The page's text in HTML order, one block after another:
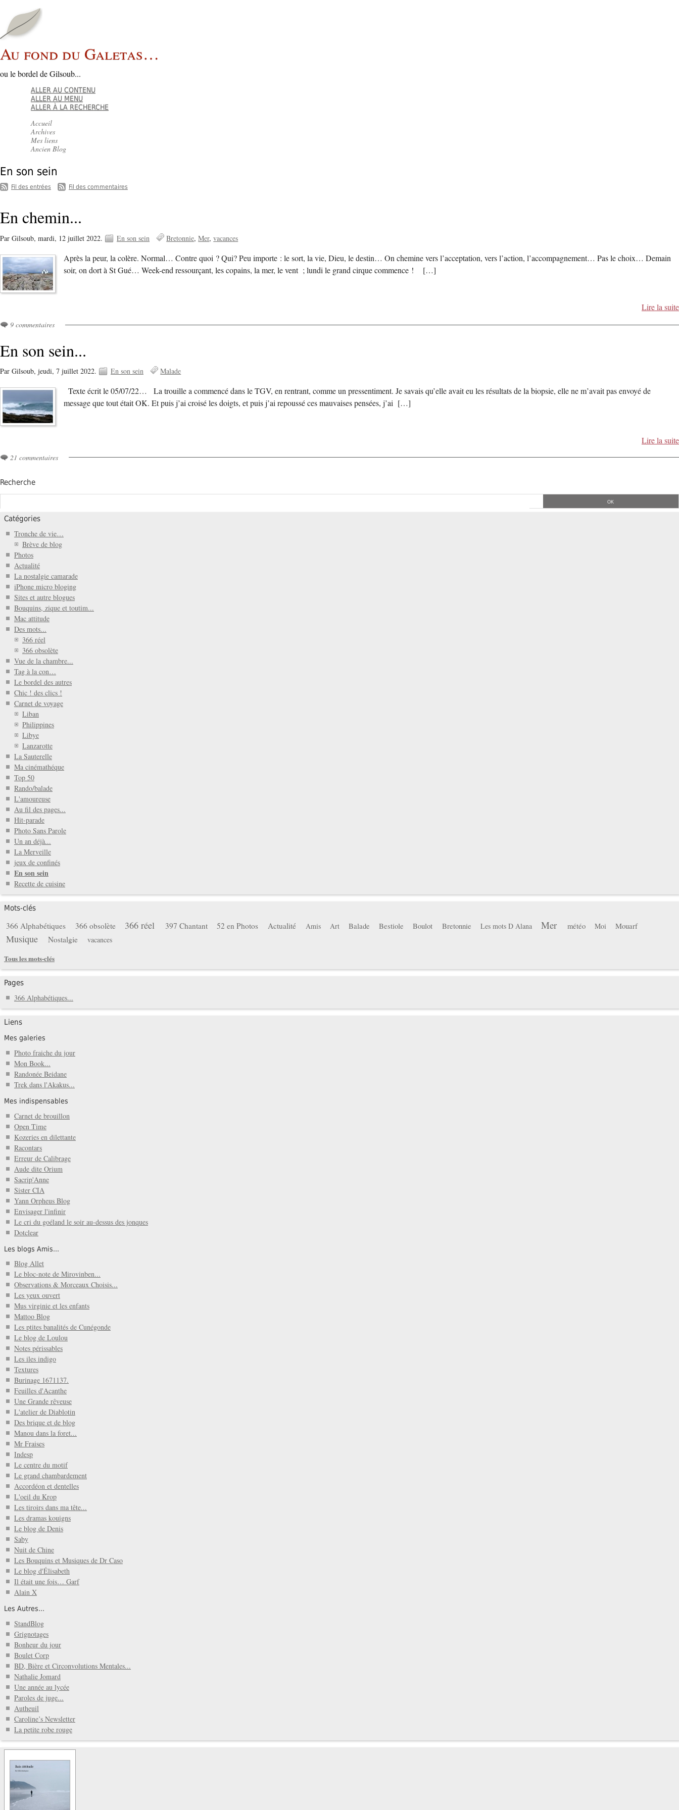
Au fond du Galetas…
ou le bordel de Gilsoub...
ALLER AU CONTENU
ALLER AU MENU
ALLER À LA RECHERCHE
Accueil
Archives
Mes liens
Ancien Blog
En son sein
Fil des entrées Fil des commentaires
En chemin...
Par Gilsoub, mardi, 12 juillet 2022. En son sein Bretonnie Mer vacances
Après la peur, la colère. Normal… Contre quoi ? Qui? Peu importe : le sort, la vie, Dieu, le destin… On chemine vers l’acceptation, vers l’action, l’accompagnement… Pas le choix… Demain
soir, on dort à St Gué… Week-end ressourçant, les copains, la mer, le vent ; lundi le grand cirque commence ! […]
Lire la suite
9 commentaires
En son sein...
Par Gilsoub, jeudi, 7 juillet 2022. En son sein Malade
Texte écrit le 05/07/22… La trouille a commencé dans le TGV, en rentrant, comme un pressentiment. Je savais qu’elle avait eu les résultats de la biopsie, elle ne m’avait pas envoyé de
message que tout était OK. Et puis j’ai croisé les doigts, et puis j’ai repoussé ces mauvaises pensées, j’ai […]
Lire la suite
21 commentaires
Recherche
Catégories
Tronche de vie…
Brève de blog
Photos
Actualité
La nostalgie camarade
iPhone micro bloging
Sites et autre blogues
Bouquins, zique et toutim...
Mac attitude
Des mots...
366 réel
366 obsolète
Vue de la chambre...
Tag à la con…
Le bordel des autres
Chic ! des clics !
Carnet de voyage
Liban
Philippines
Libye
Lanzarotte
La Sauterelle
Ma cinémathéque
Top 50
Rando/balade
L'amoureuse
Au fil des pages...
Hit-parade
Photo Sans Parole
Un an déjà...
La Merveille
jeux de confinés
En son sein
Recette de cuisine
Mots-clés
366 Alphabétiques 366 obsolète 366 réel 397 Chantant 52 en Photos Actualité Amis Art Balade Bestiole Boulot Bretonnie Les mots D Alana Mer météo Moi Mouarf
Musique Nostalgie
vacances
Tous les mots-clés
Pages
366 Alphabétiques...
Liens
Mes galeries
Photo fraiche du jour
Mon Book...
Randonée Beidane
Trek dans l'Akakus...
Mes indispensables
Carnet de brouillon
Open Time
Kozeries en dilettante
Racontars
Erreur de Calibrage
Aude dite Orium
Sacrip'Anne
Sister CIA
Yann Orpheus Blog
Envisager l'infinir
Le cri du goéland le soir au-dessus des jonques
Dotclear
Les blogs Amis...
Blog Allet
Le bloc-note de Mirovinben...
Observations & Morceaux Choisis...
Les yeux ouvert
Mus virginie et les enfants
Mattoo Blog
Les ptites banalités de Cunégonde
Le blog de Loulou
Notes périssables
Les iles indigo
Textures
Burinage 1671137.
Feuilles d'Acanthe
Une Grande rêveuse
L'atelier de Diablotin
Des brique et de blog
Manou dans la foret...
Mr Fraises
Indesp
Le centre du motif
Le grand chambardement
Accordéon et dentelles
L'oeil du Krop
Les tiroirs dans ma tête...
Les dramas kouigns
Le blog de Denis
Saby
Nuit de Chine
Les Bouquins et Musiques de Dr Caso
Le blog d'Élisabeth
Il était une fois… Garf
Alain X
Les Autres...
StandBlog
Grignotages
Bonheur du jour
Boulet Corp
BD, Bière et Circonvolutions Mentales...
Nathalie Jomard
Une année au lycée
Paroles de juge...
Autheuil
Caroline’s Newsletter
La petite robe rouge